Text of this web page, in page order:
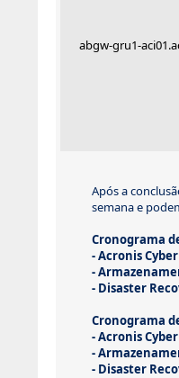
abgw-gru1-
Após a
semana e
Cronograma
- Acronis
-
- Disaster
Cronograma
- Acronis
-
- Disaster